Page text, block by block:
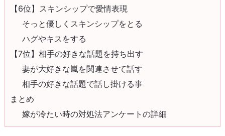
【6位】スキンシップで愛情表現
そっと優しくスキンシップをとる
ハグやキスをする
【7位】相手の好きな話題を持ち出す
妻が大好きな嵐を関連させて話す
相手の好きな話題で話し掛ける事
まとめ
嫁が冷たい時の対処法アンケートの詳細